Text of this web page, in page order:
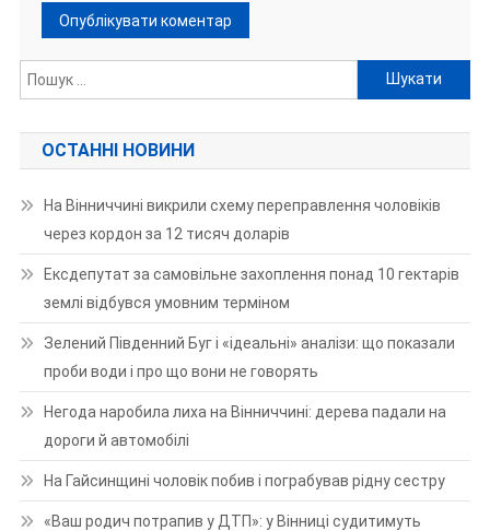
Пошук:
ОСТАННІ НОВИНИ
На Вінниччині викрили схему переправлення чоловіків
через кордон за 12 тисяч доларів
Ексдепутат за самовільне захоплення понад 10 гектарів
землі відбувся умовним терміном
Зелений Південний Буг і «ідеальні» аналізи: що показали
проби води і про що вони не говорять
Негода наробила лиха на Вінниччині: дерева падали на
дороги й автомобілі
На Гайсинщині чоловік побив і пограбував рідну сестру
«Ваш родич потрапив у ДТП»: у Вінниці судитимуть